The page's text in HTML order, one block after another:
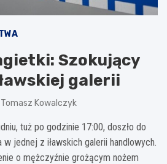
Szokujący
galerii
Tomasz Kowalczyk
tuż po godzinie 17:00, doszło do
jednej z iławskich galerii handlowych.
o mężczyźnie grożącym nożem